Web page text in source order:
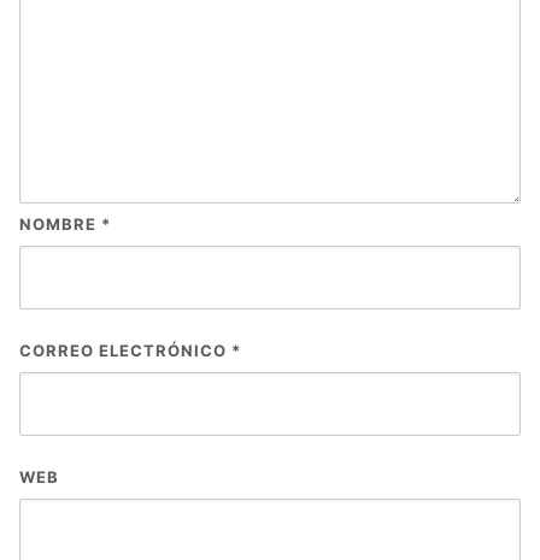
NOMBRE *
CORREO ELECTRÓNICO *
WEB